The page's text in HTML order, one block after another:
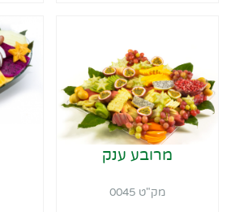
מרובע ענק
מק"ט 0045